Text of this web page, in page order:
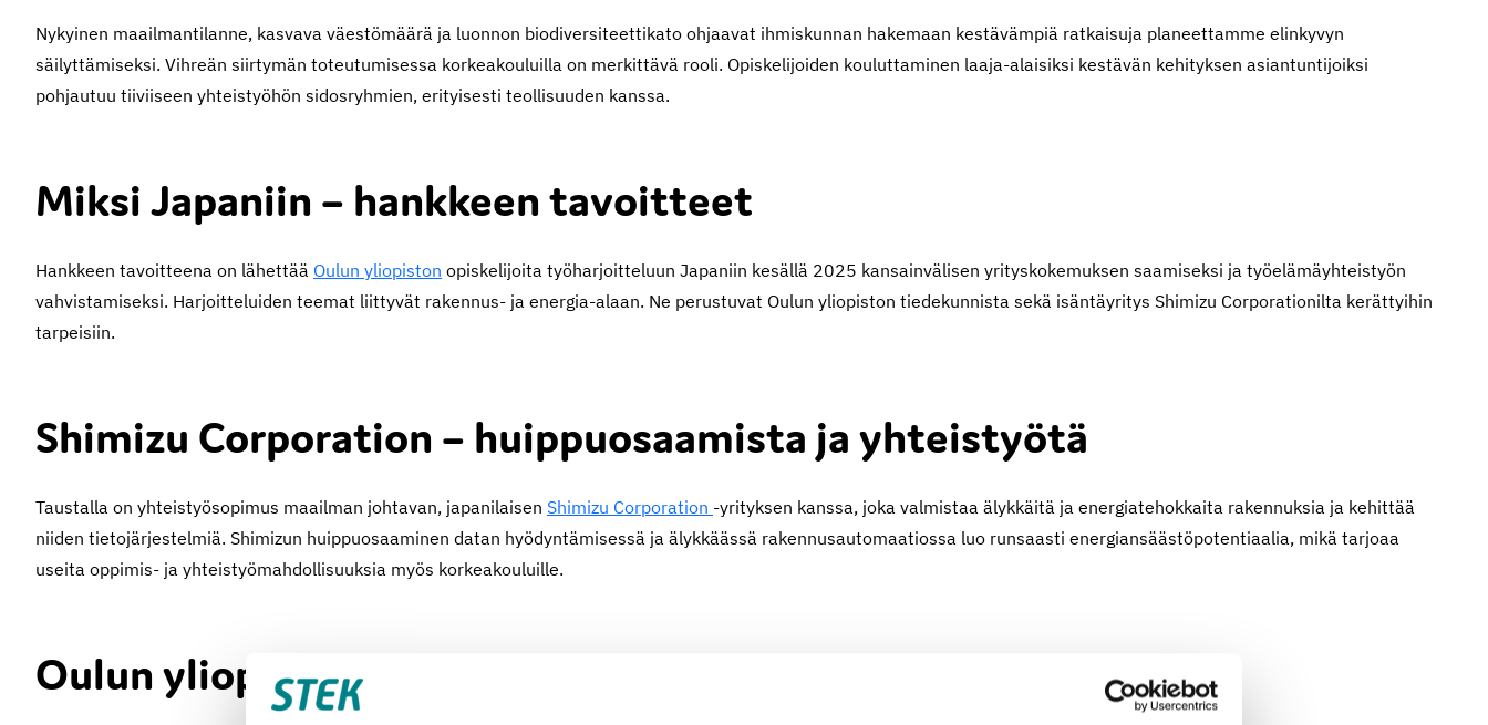
Nykyinen maailmantilanne, kasvava väestömäärä ja luonnon biodiversiteettikato ohjaavat ihmiskunnan hakemaan kestävämpiä ratkaisuja planeettamme elinkyvyn
säilyttämiseksi. Vihreän siirtymän toteutumisessa korkeakouluilla on merkittävä rooli. Opiskelijoiden kouluttaminen laaja-alaisiksi kestävän kehityksen asiantuntijoiksi
pohjautuu tiiviiseen yhteistyöhön sidosryhmien, erityisesti teollisuuden kanssa.
Miksi Japaniin – hankkeen tavoitteet
Hankkeen tavoitteena on lähettää Oulun yliopiston opiskelijoita työharjoitteluun Japaniin kesällä 2025 kansainvälisen yrityskokemuksen saamiseksi ja työelämäyhteistyön
vahvistamiseksi. Harjoitteluiden teemat liittyvät rakennus- ja energia-alaan. Ne perustuvat Oulun yliopiston tiedekunnista sekä isäntäyritys Shimizu Corporationilta kerättyihin
tarpeisiin.
Shimizu Corporation – huippuosaamista ja yhteistyötä
Taustalla on yhteistyösopimus maailman johtavan, japanilaisen Shimizu Corporation -yrityksen kanssa, joka valmistaa älykkäitä ja energiatehokkaita rakennuksia ja kehittää
niiden tietojärjestelmiä. Shimizun huippuosaaminen datan hyödyntämisessä ja älykkäässä rakennusautomaatiossa luo runsaasti energiansäästöpotentiaalia, mikä tarjoaa
useita oppimis- ja yhteistyömahdollisuuksia myös korkeakouluille.
Oulun yliopisto – tiedettä ja tulevaisuutta